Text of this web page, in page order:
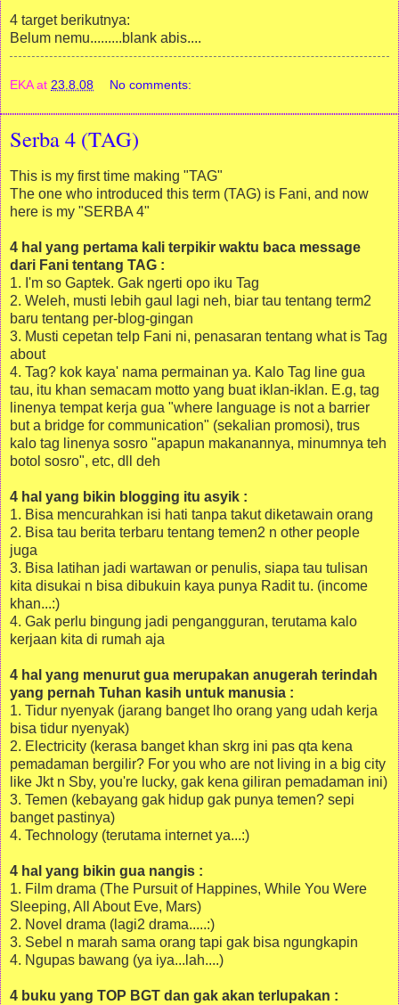
4 target berikutnya:
Belum nemu.........blank abis....
EKA at 23.8.08 No comments:
Serba 4 (TAG)
This is my first time making "TAG"
The one who introduced this term (TAG) is Fani, and now
here is my "SERBA 4"
4 hal yang pertama kali terpikir waktu baca message
dari Fani tentang TAG :
1. I'm so Gaptek. Gak ngerti opo iku Tag
2. Weleh, musti lebih gaul lagi neh, biar tau tentang term2
baru tentang per-blog-gingan
3. Musti cepetan telp Fani ni, penasaran tentang what is Tag
about
4. Tag? kok kaya' nama permainan ya. Kalo Tag line gua
tau, itu khan semacam motto yang buat iklan-iklan. E.g, tag
linenya tempat kerja gua "where language is not a barrier
but a bridge for communication" (sekalian promosi), trus
kalo tag linenya sosro "apapun makanannya, minumnya teh
botol sosro", etc, dll deh
4 hal yang bikin blogging itu asyik :
1. Bisa mencurahkan isi hati tanpa takut diketawain orang
2. Bisa tau berita terbaru tentang temen2 n other people
juga
3. Bisa latihan jadi wartawan or penulis, siapa tau tulisan
kita disukai n bisa dibukuin kaya punya Radit tu. (income
khan...:)
4. Gak perlu bingung jadi pengangguran, terutama kalo
kerjaan kita di rumah aja
4 hal yang menurut gua merupakan anugerah terindah
yang pernah Tuhan kasih untuk manusia :
1. Tidur nyenyak (jarang banget lho orang yang udah kerja
bisa tidur nyenyak)
2. Electricity (kerasa banget khan skrg ini pas qta kena
pemadaman bergilir? For you who are not living in a big city
like Jkt n Sby, you're lucky, gak kena giliran pemadaman ini)
3. Temen (kebayang gak hidup gak punya temen? sepi
banget pastinya)
4. Technology (terutama internet ya...:)
4 hal yang bikin gua nangis :
1. Film drama (The Pursuit of Happines, While You Were
Sleeping, All About Eve, Mars)
2. Novel drama (lagi2 drama.....:)
3. Sebel n marah sama orang tapi gak bisa ngungkapin
4. Ngupas bawang (ya iya...lah....)
4 buku yang TOP BGT dan gak akan terlupakan :